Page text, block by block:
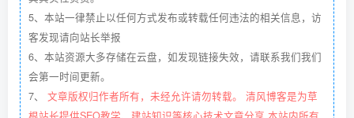
5、本站一律禁止以任何方式发布或转载任何违法的相关信息，访
客发现请向站长举报
6、本站资源大多存储在云盘，如发现链接失效，请联系我们我们
会第一时间更新。
7、 文章版权归作者所有，未经允许请勿转载。 清风博客是为草